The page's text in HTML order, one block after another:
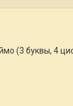
(3 буквы, 4